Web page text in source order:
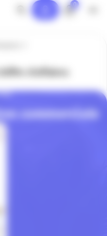
0
d'affaires
commerciale